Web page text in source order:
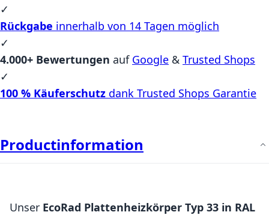
✓
Rückgabe innerhalb von 14 Tagen möglich
✓
4.000+ Bewertungen auf Google & Trusted Shops
✓
100 % Käuferschutz dank Trusted Shops Garantie
Productinformation
Unser EcoRad Plattenheizkörper Typ 33 in RAL